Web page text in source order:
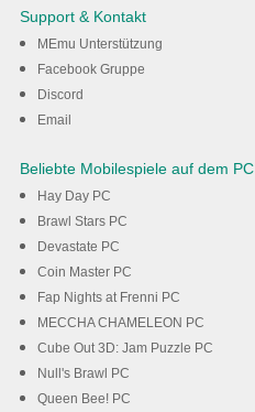
Support & Kontakt
MEmu Unterstützung
Facebook Gruppe
Discord
Email
Beliebte Mobilespiele auf dem PC
Hay Day PC
Brawl Stars PC
Devastate PC
Coin Master PC
Fap Nights at Frenni PC
MECCHA CHAMELEON PC
Cube Out 3D: Jam Puzzle PC
Null's Brawl PC
Queen Bee! PC